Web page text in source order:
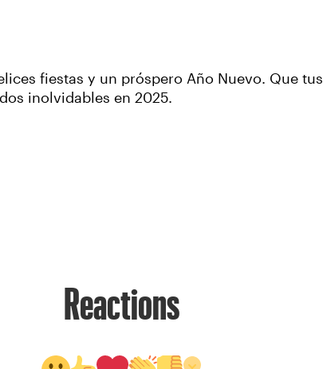
fiestas y un próspero Año Nuevo. Que tus
inolvidables en 2025.
Reactions